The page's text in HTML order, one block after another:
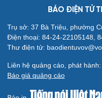
BÁO ĐIỆN TỬ
Trụ sở: 37 Bà Triệu, phường
Điện thoại: 84-24-22105148,
Thư điện tử:
Liên hệ quảng cáo, phát
Báo giá quảng cáo